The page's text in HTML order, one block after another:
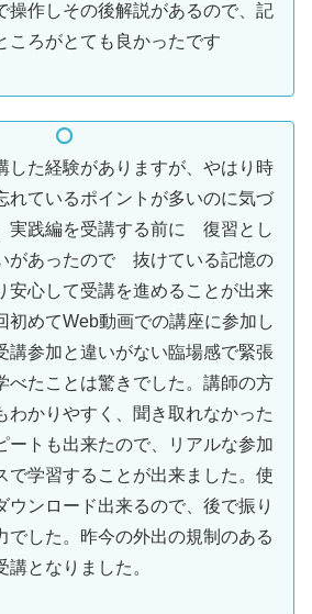
操作しその後解説があるので、記
ころがとても良かったです
した経験がありますが、やはり時
れているポイントが多いのに気づ
実践編を受講する前に 復習とし
があったので 抜けている記憶の
心して受講を進めることが出来
めてWeb動画での講座に参加し
講参加と違いがない臨場感で緊張
べたことは驚きでした。講師の方
わかりやすく、聞き取れなかった
ートも出来たので、リアルな参加
で学習することが出来ました。使
ウンロード出来るので、後で振り
でした。昨今の外出の規制のある
となりました。